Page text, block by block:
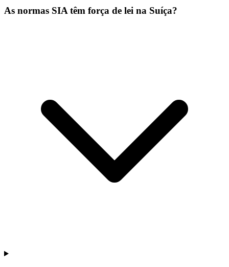
As normas SIA têm força de lei na Suíça?